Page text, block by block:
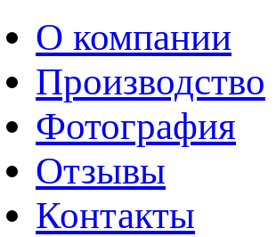
О компании
Производство
Фотография
Отзывы
Контакты